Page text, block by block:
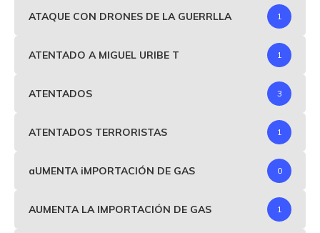
ATAQUE CON DRONES DE LA GUERRLLA 1
ATENTADO A MIGUEL URIBE T 1
ATENTADOS 3
ATENTADOS TERRORISTAS 1
aUMENTA iMPORTACIÓN DE GAS 0
AUMENTA LA IMPORTACIÓN DE GAS 1